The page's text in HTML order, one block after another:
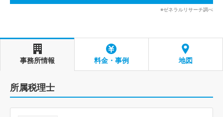
※ゼネラルリサーチ調べ
事務所情報 料金・事例 地図
所属税理士